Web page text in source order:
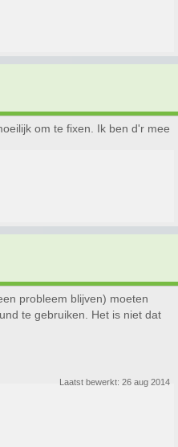
om te fixen. Ik ben d'r mee
probleem blijven) moeten
te gebruiken. Het is niet dat
Laatst bewerkt: 26 aug 2014